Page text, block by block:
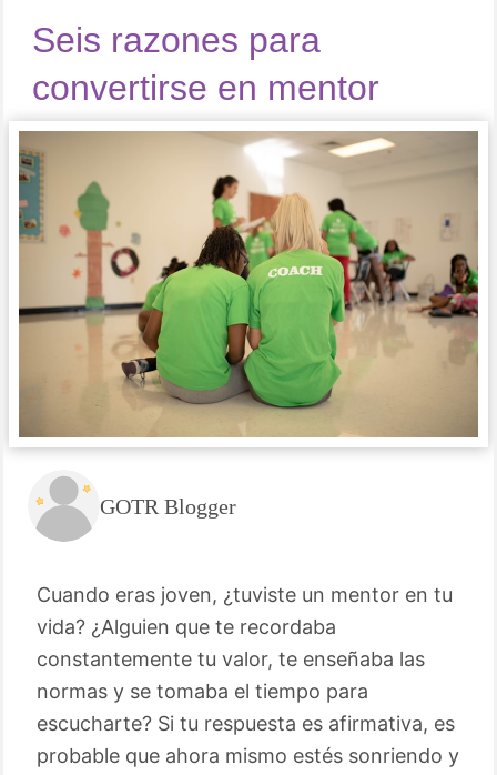
Seis razones para
convertirse en mentor
GOTR Blogger
Cuando eras joven, ¿tuviste un mentor en tu
vida? ¿Alguien que te recordaba
constantemente tu valor, te enseñaba las
normas y se tomaba el tiempo para
escucharte? Si tu respuesta es afirmativa, es
probable que ahora mismo estés sonriendo y